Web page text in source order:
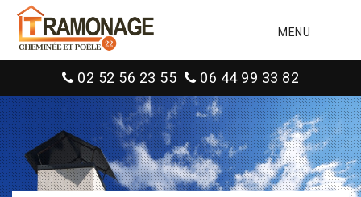
MENU
02 52 56 23 55 06 44 99 33 82